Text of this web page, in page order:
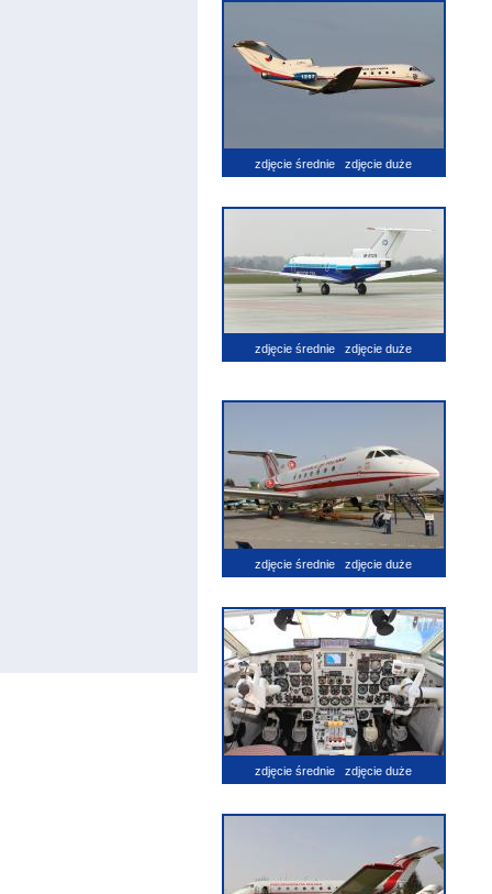
zdjęcie średnie zdjęcie duże
zdjęcie średnie zdjęcie duże
zdjęcie średnie zdjęcie duże
zdjęcie średnie zdjęcie duże